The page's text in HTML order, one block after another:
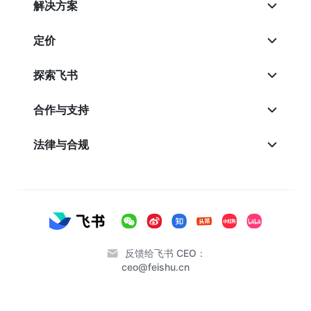
解决方案
定价
探索飞书
合作与支持
法律与合规
反馈给飞书 CEO：
ceo@feishu.cn